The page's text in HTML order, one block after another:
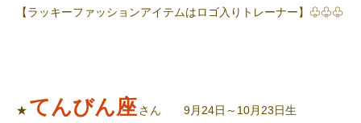
【ラッキーファッションアイテムはロゴ入りトレーナー】♧♧♧
★ てんびん座さん 9月24日～10月23日生